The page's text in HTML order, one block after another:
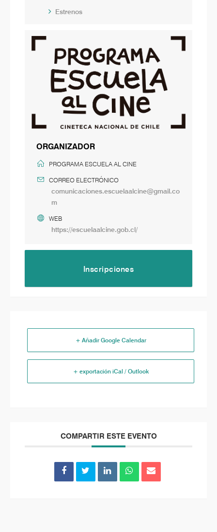
Estrenos
ORGANIZADOR
PROGRAMA ESCUELA AL CINE
CORREO ELECTRÓNICO
comunicaciones.escuelaalcine@gmail.co
m
WEB
https://escuelaalcine.gob.cl/
Inscripciones
+ Añadir Google Calendar
+ exportación iCal / Outlook
COMPARTIR ESTE EVENTO